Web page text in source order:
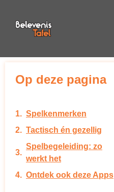
Op deze pagina
Spelkenmerken
Tactisch én gezellig
Spelbegeleiding: zo
werkt het
Ontdek ook deze Apps